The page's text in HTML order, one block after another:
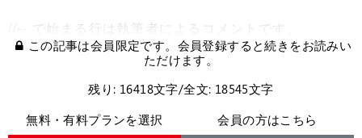
//-- で始まる行は執筆者によるコメントです。
この記事は会員限定です。会員登録すると続きをお読みい
ただけます。
残り: 16418文字/全文: 18545文字
無料・有料プランを選択
会員の方はこちら